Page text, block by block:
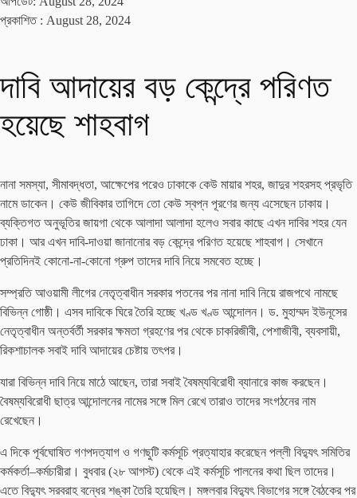
প্রকাশিত : August 28, 2024
দাবি আদায়ের বড় কেন্দ্রে পরিণত
হয়েছে শাহবাগ
নানা সমস্যা, সীমাবদ্ধতা, আক্ষেপের পরেও ঢাকাকে কেউ মায়ার শহর, জাদুর শহরসহ প্রভৃতি
নামে ডাকেন। কেউ জীবিকার তাগিদে তো কেউ স্বপ্ন পূরণের জন্য এসেছেন ঢাকায়।
ব্যক্তিগত অনুভূতির জায়গা থেকে আলাদা আলাদা হলেও সবার কাছে এখন দাবির শহর যেন
ঢাকা। আর এখন দাবি-দাওয়া জানানোর বড় কেন্দ্রে পরিণত হয়েছে শাহবাগ। সেখানে
প্রতিদিনই কোনো-না-কোনো গ্রুপ তাদের দাবি নিয়ে সমবেত হচ্ছে।
সম্প্রতি আওয়ামী লীগের নেতৃত্বাধীন সরকার পতনের পর নানা দাবি নিয়ে রাজপথে নামছে
বিভিন্ন গোষ্ঠী। এসব দাবিকে ঘিরে তৈরি হচ্ছে খণ্ড খণ্ড আন্দোলন। ড. মুহাম্মদ ইউনূসের
নেতৃত্বাধীন অন্তর্বর্তী সরকার ক্ষমতা গ্রহণের পর থেকে চাকরিজীবী, পেশাজীবী, ব্যবসায়ী,
রিকশাচালক সবাই দাবি আদায়ের চেষ্টায় তৎপর।
যারা বিভিন্ন দাবি নিয়ে মাঠে আছেন, তারা সবাই বৈষম্যবিরোধী ব্যানারে কাজ করছেন।
বৈষম্যবিরোধী ছাত্র আন্দোলনের নামের সঙ্গে মিল রেখে তারাও তাদের সংগঠনের নাম
রেখেছেন।
এ দিকে পূর্বঘোষিত গণপদত্যাগ ও গণছুটি কর্মসূচি প্রত্যাহার করেছেন পল্লী বিদ্যুৎ সমিতির
কর্মকর্তা–কর্মচারীরা। বুধবার (২৮ আগস্ট) থেকে এই কর্মসূচি পালনের কথা ছিল তাদের।
এতে বিদ্যুৎ সরবরাহ বন্ধের শঙ্কা তৈরি হয়েছিল। মঙ্গলবার বিদ্যুৎ বিভাগের সঙ্গে বৈঠকের পর